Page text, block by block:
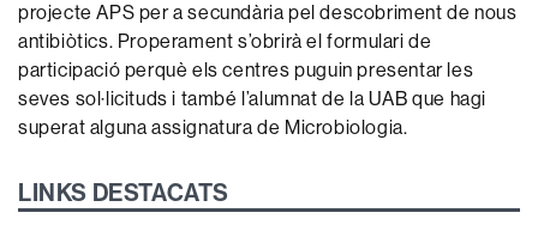
projecte APS per a secundària pel descobriment de nous
antibiòtics. Properament s’obrirà el formulari de
participació perquè els centres puguin presentar les
seves sol·licituds i també l’alumnat de la UAB que hagi
superat alguna assignatura de Microbiologia.
LINKS DESTACATS